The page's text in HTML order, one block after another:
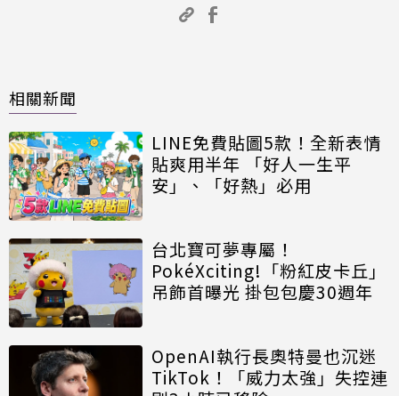
相關新聞
LINE免費貼圖5款！全新表情
貼爽用半年 「好人一生平
安」、「好熱」必用
台北寶可夢專屬！
PokéXciting!「粉紅皮卡丘」
吊飾首曝光 掛包包慶30週年
OpenAI執行長奧特曼也沉迷
TikTok！「威力太強」失控連